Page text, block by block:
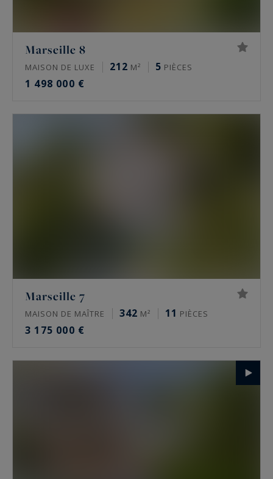
Marseille 8
MAISON DE LUXE 212 M² 5 PIÈCES
1 498 000 €
Marseille 7
MAISON DE MAÎTRE 342 M² 11 PIÈCES
3 175 000 €